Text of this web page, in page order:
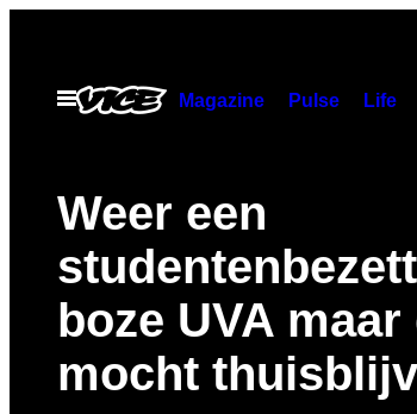
Open
menu
Magazine Pulse Life
Weer een
boze UVA maar
mocht